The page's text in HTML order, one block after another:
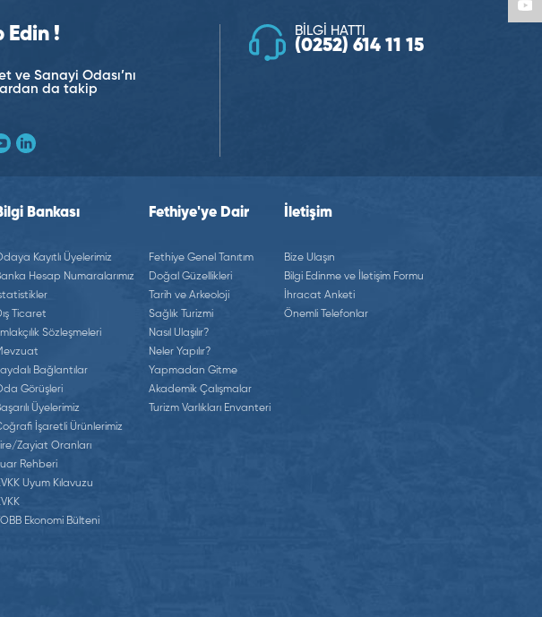
Edin !
ve Sanayi Odası’nı
da takip
BİLGİ HATTI
(0252) 614 11 15
Bankası
Kayıtlı Üyelerimiz
Hesap Numaralarımız
Ticaret
Sözleşmeleri
Bağlantılar
Görüşleri
Üyelerimiz
İşaretli Ürünlerimiz
Zayiat Oranları
Rehberi
Uyum Kılavuzu
Ekonomi Bülteni
Fethiye'ye Dair
Fethiye Genel Tanıtım
Doğal Güzellikleri
Tarih ve Arkeoloji
Sağlık Turizmi
Nasıl Ulaşılır?
Neler Yapılır?
Yapmadan Gitme
Akademik Çalışmalar
Turizm Varlıkları Envanteri
İletişim
Bize Ulaşın
Bilgi Edinme ve İletişim Formu
İhracat Anketi
Önemli Telefonlar